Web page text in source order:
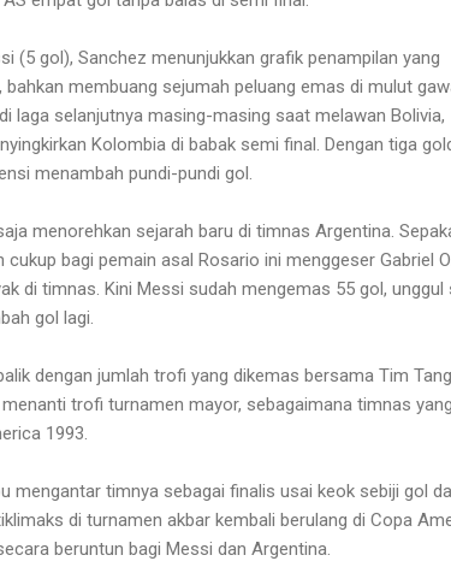
(5 gol), Sanchez menunjukkan grafik penampilan yang
membuang sejumah peluang emas di mulut
laga selanjutnya masing-masing saat melawan Bolivia,
Kolombia di babak semi final. Dengan tiga
menambah pundi-pundi gol.
menorehkan sejarah baru di timnas Argentina.
bagi pemain asal Rosario ini menggeser Gabriel
di timnas. Kini Messi sudah mengemas 55 gol, unggul
gol lagi.
dengan jumlah trofi yang dikemas bersama Tim
trofi turnamen mayor, sebagaimana timnas yang
1993.
mengantar timnya sebagai finalis usai keok sebiji gol
di turnamen akbar kembali berulang di Copa
beruntun bagi Messi dan Argentina.